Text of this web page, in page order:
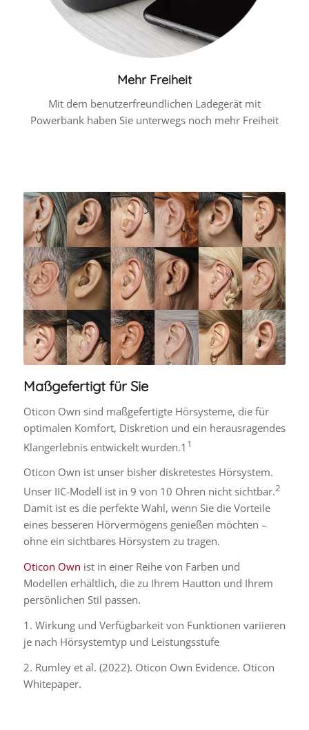
Mehr Freiheit
Mit dem benutzerfreundlichen Ladegerät mit
Powerbank haben Sie unterwegs noch mehr Freiheit
Maßgefertigt für Sie
Oticon Own sind maßgefertigte Hörsysteme, die für
optimalen Komfort, Diskretion und ein herausragendes
Klangerlebnis entwickelt wurden.1 1
Oticon Own ist unser bisher diskretestes Hörsystem.
Unser IIC-Modell ist in 9 von 10 Ohren nicht sichtbar.2
Damit ist es die perfekte Wahl, wenn Sie die Vorteile
eines besseren Hörvermögens genießen möchten –
ohne ein sichtbares Hörsystem zu tragen.
Oticon Own ist in einer Reihe von Farben und
Modellen erhältlich, die zu Ihrem Hautton und Ihrem
persönlichen Stil passen.
1. Wirkung und Verfügbarkeit von Funktionen variieren
je nach Hörsystemtyp und Leistungsstufe
2. Rumley et al. (2022). Oticon Own Evidence. Oticon
Whitepaper.